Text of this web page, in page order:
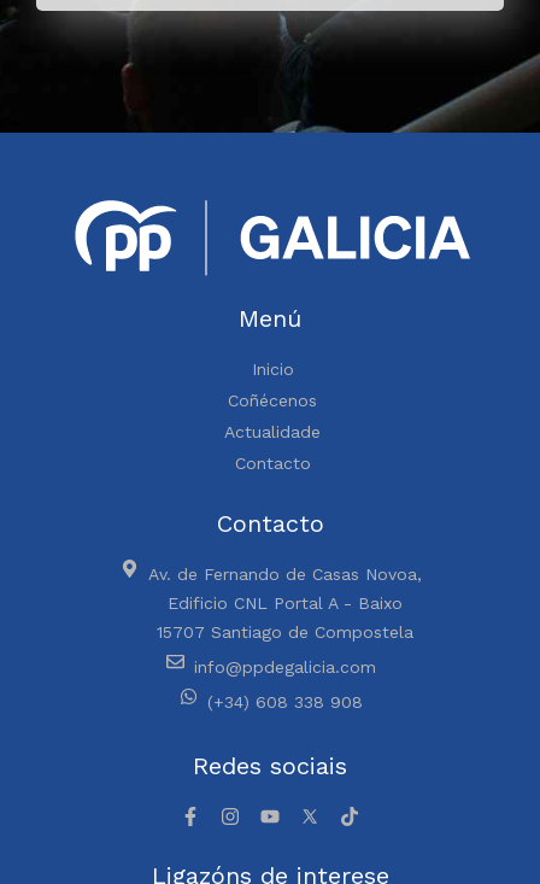
Menú
Inicio
Coñécenos
Actualidade
Contacto
Contacto
Av. de Fernando de Casas Novoa,
Edificio CNL Portal A - Baixo
15707 Santiago de Compostela
info@ppdegalicia.com
(+34) 608 338 908
Redes sociais
Ligazóns de interese